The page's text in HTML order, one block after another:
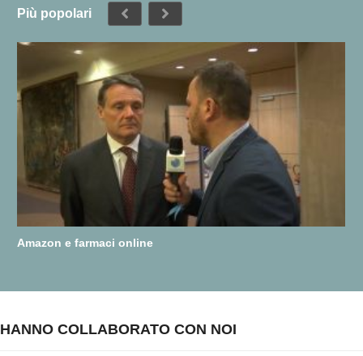
Più popolari
Amazon e farmaci online
HANNO COLLABORATO CON NOI